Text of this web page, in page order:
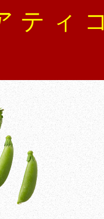
ティコ